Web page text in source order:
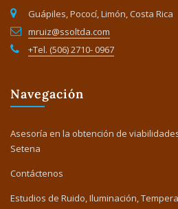
Guápiles, Pococí, Limón, Costa Rica
mruiz@ssoltda.com
+Tel. (506) 2710- 0967
Navegación
Asesoría en la obtención de
Setena
Contáctenos
Estudios de Ruido, Iluminación,